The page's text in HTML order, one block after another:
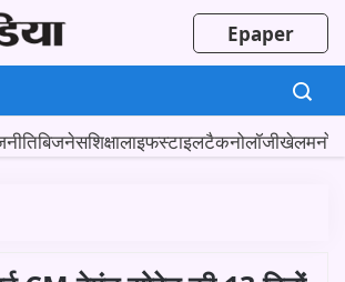
Epaper
बिजनेसशिक्षालाइफस्टाइलटैकनोलॉजीखेल